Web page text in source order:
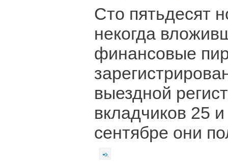
Сто пятьдесят
некогда
финансовые
выездной
вкладчиков 25
сентябре они